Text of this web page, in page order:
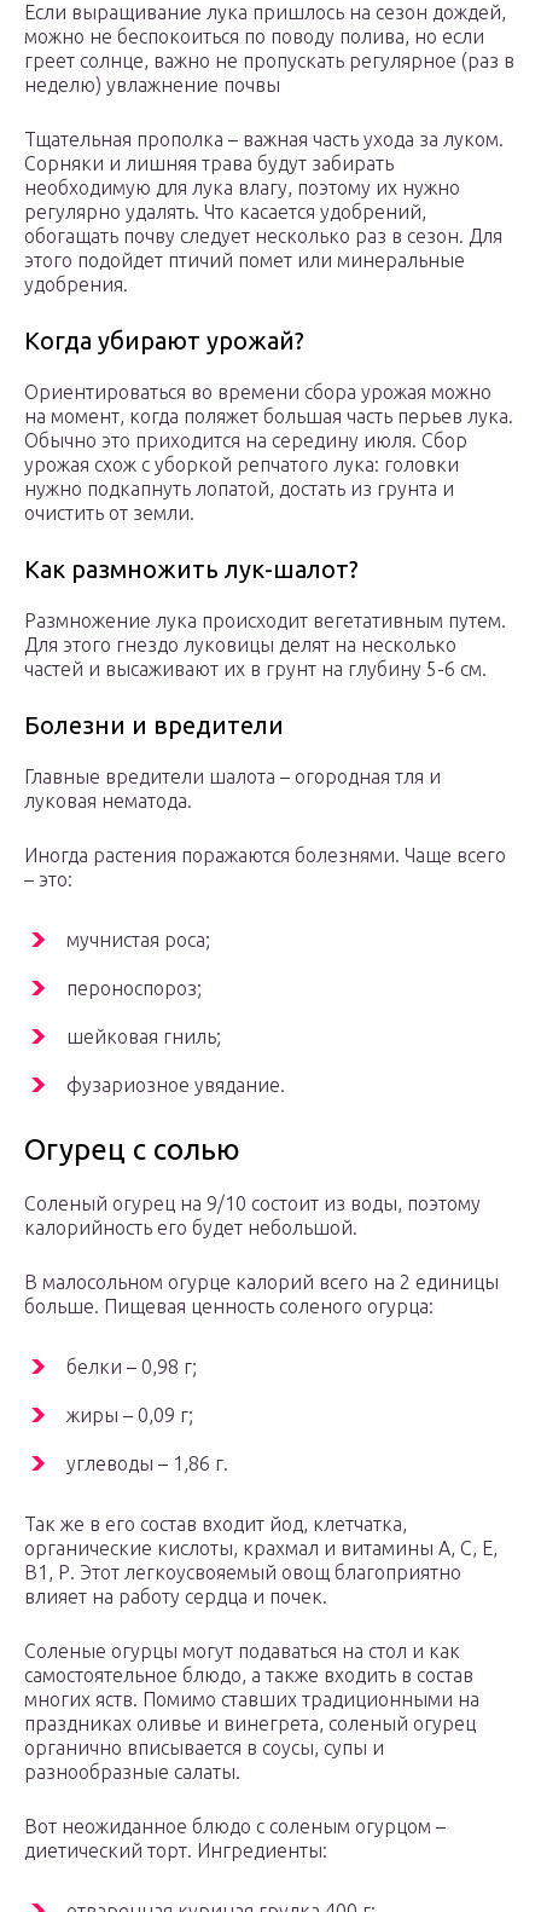
Если выращивание лука пришлось на сезон дождей,
можно не беспокоиться по поводу полива, но если
греет солнце, важно не пропускать регулярное (раз в
неделю) увлажнение почвы
Тщательная прополка – важная часть ухода за луком.
Сорняки и лишняя трава будут забирать
необходимую для лука влагу, поэтому их нужно
регулярно удалять. Что касается удобрений,
обогащать почву следует несколько раз в сезон. Для
этого подойдет птичий помет или минеральные
удобрения.
Когда убирают урожай?
Ориентироваться во времени сбора урожая можно
на момент, когда поляжет большая часть перьев лука.
Обычно это приходится на середину июля. Сбор
урожая схож с уборкой репчатого лука: головки
нужно подкапнуть лопатой, достать из грунта и
очистить от земли.
Как размножить лук-шалот?
Размножение лука происходит вегетативным путем.
Для этого гнездо луковицы делят на несколько
частей и высаживают их в грунт на глубину 5-6 см.
Болезни и вредители
Главные вредители шалота – огородная тля и
луковая нематода.
Иногда растения поражаются болезнями. Чаще всего
– это:
мучнистая роса;
пероноспороз;
шейковая гниль;
фузариозное увядание.
Огурец с солью
Соленый огурец на 9/10 состоит из воды, поэтому
калорийность его будет небольшой.
В малосольном огурце калорий всего на 2 единицы
больше. Пищевая ценность соленого огурца:
белки – 0,98 г;
жиры – 0,09 г;
углеводы – 1,86 г.
Так же в его состав входит йод, клетчатка,
органические кислоты, крахмал и витамины А, С, Е,
В1, Р. Этот легкоусвояемый овощ благоприятно
влияет на работу сердца и почек.
Соленые огурцы могут подаваться на стол и как
самостоятельное блюдо, а также входить в состав
многих яств. Помимо ставших традиционными на
праздниках оливье и винегрета, соленый огурец
органично вписывается в соусы, супы и
разнообразные салаты.
Вот неожиданное блюдо с соленым огурцом –
диетический торт. Ингредиенты: